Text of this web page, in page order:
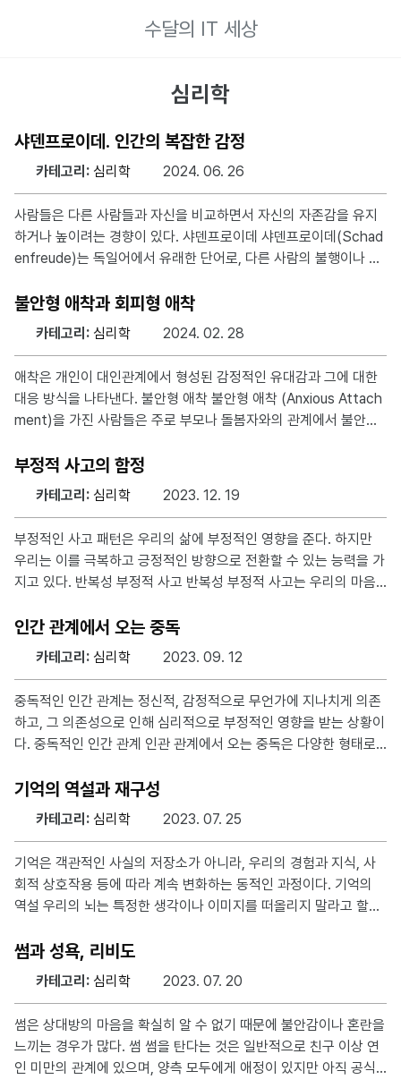
수달의 IT 세상
심리학
샤덴프로이데. 인간의 복잡한 감정
카테고리: 심리학 2024. 06. 26
사람들은 다른 사람들과 자신을 비교하면서 자신의 자존감을 유지
하거나 높이려는 경향이 있다. 샤덴프로이데 샤덴프로이데(Schad
enfreude)는 독일어에서 유래한 단어로, 다른 사람의 불행이나 고
로 구성되어 있는데, “Schaden”은 “해” 또는 “손해”를 뜻하고, “F
reude”는 “기쁨”을 뜻한다. 샤덴프로이데와 사회적 비교 이론 다른
사람이 실패하거나 어려움을 겪는 것을 보며 자신이 더 나은 위치에
감을 느낀다. 이 감정은 보편적인 감정이지만, 사회적으로는 대체로
부정적인 감정으로 인식한다. 다른 사람의 불행을 즐기는 것은 도덕
적으로 문제가 있다고 사회화 과정에
불안형 애착과 회피형 애착
카테고리: 심리학 2024. 02. 28
애착은 개인이 대인관계에서 형성된 감정적인 유대감과 그에 대한
대응 방식을 나타낸다. 불안형 애착 불안형 애착 (Anxious Attach
ment)을 가진 사람들은 주로 부모나 돌봄자와의 관계에서 불안정
며 일정한 안정성과 관심을 필요로 한다. 불안형 애착을 가진 사람
들은 종종 상대방에게 과도한 의존이나 심리적인 안전을 찾으려 하
나 때로는 과도한 불안감으로 인해 상대방에게 부담을 주는 집착을
사람들은 주로 부모나 돌봄자와의 관계에서 덜 감정적인 연결을 형
성한다. 이들은 다른 사람들에게 의존하지 않고 자립적으로 살려는
성향이 있다. 회피형 애착을 가진 사람들은
부정적 사고의 함정
카테고리: 심리학 2023. 12. 19
부정적인 사고 패턴은 우리의 삶에 부정적인 영향을 준다. 하지만
우리는 이를 극복하고 긍정적인 방향으로 전환할 수 있는 능력을 가
지고 있다. 반복성 부정적 사고 반복성 부정적 사고는 우리의 마음
판단하는 경향을 말한다. 부정적 사고가 자주 반복되면서 습관처럼
되어, 심리적 건강과 일상 생활에 부정적인 영향을 준다. 자성 예언
자성 예언은 우리가 정보를 선택하고 해석하는 과정에서 나타나는
성향을 가지고 정보를 선택하고 받아들인다. 이로 인해 우리는 특정
입장이나 신념을 고수하게 되어, 새로운 관점에 덜 노출되고 다양한
정보를 받아들이지 않게 된다. 정보의 선별과 해석의 함정
인간 관계에서 오는 중독
카테고리: 심리학 2023. 09. 12
중독적인 인간 관계는 정신적, 감정적으로 무언가에 지나치게 의존
하고, 그 의존성으로 인해 심리적으로 부정적인 영향을 받는 상황이
다. 중독적인 인간 관계 인관 관계에서 오는 중독은 다양한 형태로
존을 보이는 애정 중독과 한 사람이 다른 사람의 감정, 행동, 문제 해
결을 지나치게 관여하고, 상대방의 요구를 우선시하는 의존 관계(C
odependency) 중독으로 나눌 수 있다. 중독적인 인간 관계가 가
을 무시하고 상대방의 요구나 감정을 우선시하는 자아부정, 상대방
이 없으면 자신을 완전하지 못하다고 느끼는 과도한 의존성, 분노와
감정 폭발 그리고 화해와 다시 의존으로 이어지는 싸
기억의 역설과 재구성
카테고리: 심리학 2023. 07. 25
기억은 객관적인 사실의 저장소가 아니라, 우리의 경험과 지식, 사
회적 상호작용 등에 따라 계속 변화하는 동적인 과정이다. 기억의
역설 우리의 뇌는 특정한 생각이나 이미지를 떠올리지 말라고 할수
과“라고 한다. 또한, 무엇인가를 금지하면 그것에 대한 욕구가 더욱
강해지는 “금지된 과일 효과“로도 설명 가능하다. 이는 우리의 뇌가
‘아니오’나 ‘하지 않는다’는 개념을 완전히 이해하거나 처리하는 데
염되다가 결국엔 망각해버린다. 이는 기억을 되새길 때마다, 우리는
그 기억을 약간씩 변형하거나, 현재의 상황이나 감정, 지식 등에 따
라 그 기억을 다르게 해석하기 때문이다. 다른 해석들
썸과 성욕, 리비도
카테고리: 심리학 2023. 07. 20
썸은 상대방의 마음을 확실히 알 수 없기 때문에 불안감이나 혼란을
느끼는 경우가 많다. 썸 썸을 탄다는 것은 일반적으로 친구 이상 연
인 미만의 관계에 있으며, 양측 모두에게 애정이 있지만 아직 공식